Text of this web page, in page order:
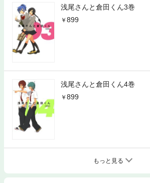
浅尾さんと倉田くん3巻
899
浅尾さんと倉田くん4巻
899
もっと見る